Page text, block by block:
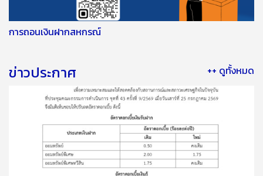
การถอนเงินฝากสหกรณ์
ข่าวประกาศ ++ ดูทั้งหมด